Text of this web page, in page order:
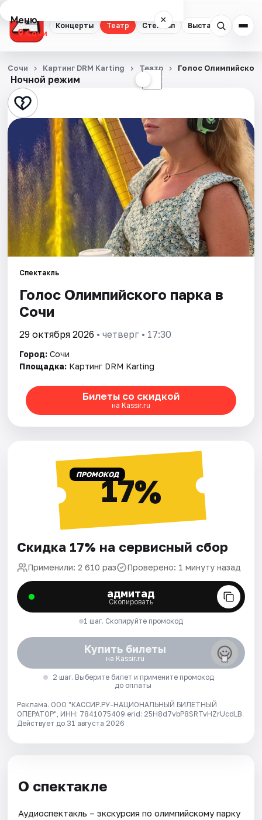
Концерты Театр Стендап Выставки
Меню ×
Сочи
Концерты
Театр
Стендап
Выставки
Квесты
Экскурсии
Спорт
События
Города
Площадки
Рейтинги
Ночной режим ☾
Сочи Картинг DRM Karting Театр Голос
Спектакль
Голос Олимпийского парка в
Сочи
29 октября 2026 • четверг • 17:30
Город: Сочи
Площадка: Картинг DRM Karting
Билеты со скидкой
на Kassir.ru
ПРОМОКОД17%
Скидка 17% на сервисный сбор
Применили: 2 610 раз Проверено: 1 минуту назад
адмитад
Скопировать
1 шаг. Скопируйте промокод
Купить билеты
на Kassir.ru
2 шаг. Выберите билет и примените промокод
до оплаты
Реклама. ООО "КАССИР.РУ-НАЦИОНАЛЬНЫЙ БИЛЕТНЫЙ
ОПЕРАТОР", ИНН: 7841075409 erid: 25H8d7vbP8SRTvHZrUcdLB.
Действует до 31 августа 2026
О спектакле
Аудиоспектакль – экскурсия по олимпийскому парку